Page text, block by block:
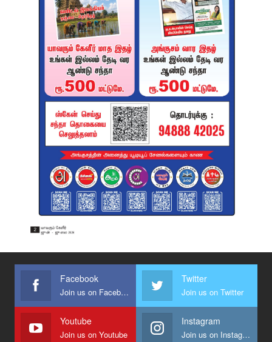
Facebook
Join us on Facebook
Twitter
Join us on Twitter
Youtube
Join us on Youtube
Instagram
Join us on Instagram